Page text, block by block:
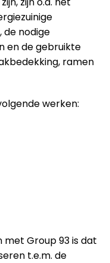
de nodige
en de gebruikte
ramen
werken:
Group 93 is dat
t.e.m. de